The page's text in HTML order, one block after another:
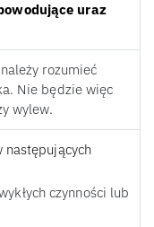
uraz
rozumieć
Nie będzie więc
wylew.
następujących
czynności lub